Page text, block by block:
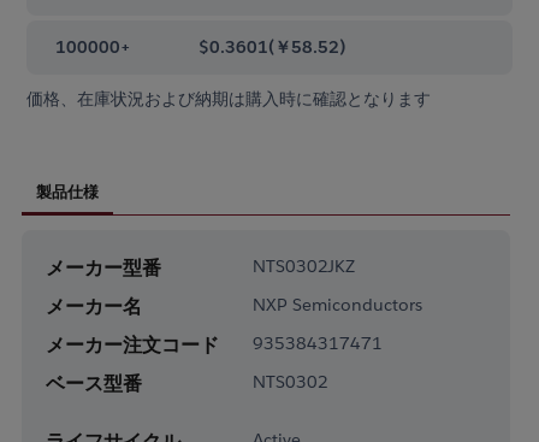
100000+ $0.3601(￥58.52)
価格、在庫状況および納期は購入時に確認となります
製品仕様
メーカー型番 NTS0302JKZ
メーカー名 NXP Semiconductors
メーカー注文コード 935384317471
ベース型番 NTS0302